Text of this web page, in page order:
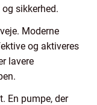
sikkerhed.
Moderne
og aktiveres
lavere
En pumpe, der